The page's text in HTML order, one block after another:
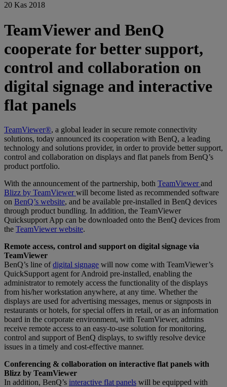
20 Kas 2018
TeamViewer and BenQ
cooperate for better support,
control and collaboration on
digital signage and interactive
flat panels
TeamViewer®, a global leader in secure remote connectivity
solutions, today announced its cooperation with BenQ, a leading
technology and solutions provider, in order to provide better support,
control and collaboration on displays and flat panels from BenQ’s
product portfolio.
With the announcement of the partnership, both TeamViewerand
Blizz by TeamViewerwill become listed as recommended software
on BenQ’s website, and be available pre-installed in BenQ devices
through product bundling. In addition, the TeamViewer
Quicksupport App can be downloaded onto the BenQ devices from
the TeamViewer website.
Remote access, control and support on digital signage via
TeamViewer
BenQ’s line ofdigital signage will now come with TeamViewer’s
QuickSupport agent for Android pre-installed, enabling the
administrator to remotely access the functionality of the displays
from his/her workstation anywhere, at any time. Whether the
displays are used for advertising messages, menus or signposts in
restaurants or hotels, for special offers in retail, or as an information
board in the corporate environment, with TeamViewer, admins
receive remote access to an easy-to-use solution for monitoring,
control and support of BenQ displays, to swiftly resolve device
issues in a timely and cost-effective manner.
Conferencing & collaboration on interactive flat panels with
Blizz by TeamViewer
In addition, BenQ’s interactive flat panels will be equipped with